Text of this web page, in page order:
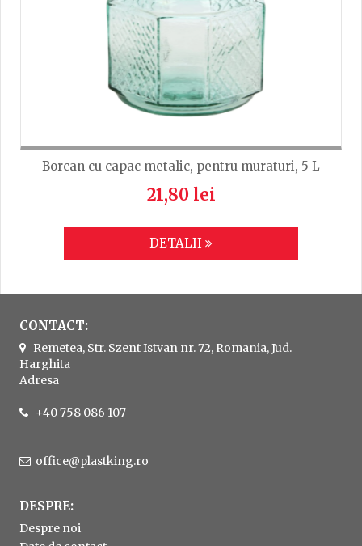
Borcan cu capac metalic, pentru muraturi, 5 L
21,80 lei
DETALII
CONTACT:
Remetea, Str. Szent Istvan nr. 72, Romania, Jud.
Harghita
Adresa
+40 758 086 107
office@plastking.ro
DESPRE:
Despre noi